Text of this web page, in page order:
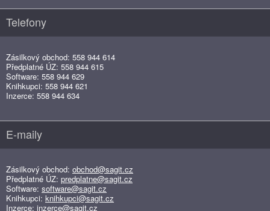
Telefony
Zásilkový obchod: 558 944 614
Předplatné ÚZ: 558 944 615
Software: 558 944 629
Knihkupci: 558 944 621
Inzerce: 558 944 634
E-maily
Zásilkový obchod: obchod@sagit.cz
Předplatné ÚZ: predplatne@sagit.cz
Software: software@sagit.cz
Knihkupci: knihkupci@sagit.cz
Inzerce: inzerce@sagit.cz